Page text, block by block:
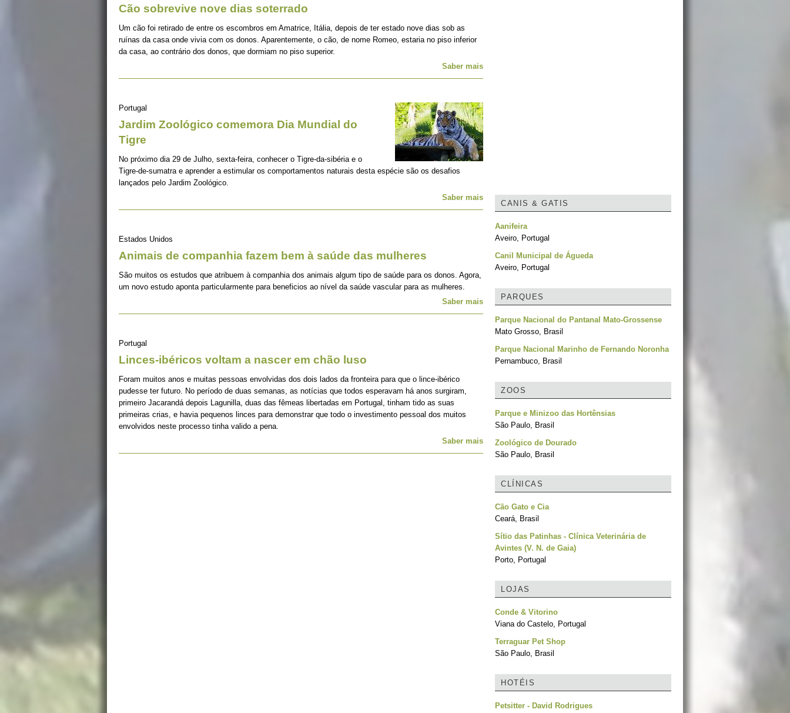
Cão sobrevive nove dias soterrado
Um cão foi retirado de entre os escombros em Amatrice, Itália, depois de ter estado nove dias sob as
ruínas da casa onde vivia com os donos. Aparentemente, o cão, de nome Romeo, estaria no piso inferior
da casa, ao contrário dos donos, que dormiam no piso superior.
Saber mais
Portugal
Jardim Zoológico comemora Dia Mundial do
Tigre
No próximo dia 29 de Julho, sexta-feira, conhecer o Tigre-da-sibéria e o
Tigre-de-sumatra e aprender a estimular os comportamentos naturais desta espécie são os desafios
lançados pelo Jardim Zoológico.
Saber mais
Estados Unidos
Animais de companhia fazem bem à saúde das mulheres
São muitos os estudos que atribuem à companhia dos animais algum tipo de saúde para os donos. Agora,
um novo estudo aponta particularmente para beneficios ao nível da saúde vascular para as mulheres.
Saber mais
Portugal
Linces-ibéricos voltam a nascer em chão luso
Foram muitos anos e muitas pessoas envolvidas dos dois lados da fronteira para que o lince-ibérico
pudesse ter futuro. No período de duas semanas, as notícias que todos esperavam há anos surgiram,
primeiro Jacarandá depois Lagunilla, duas das fêmeas libertadas em Portugal, tinham tido as suas
primeiras crias, e havia pequenos linces para demonstrar que todo o investimento pessoal dos muitos
envolvidos neste processo tinha valido a pena.
Saber mais
CANIS & GATIS
Aanifeira
Aveiro, Portugal
Canil Municipal de Águeda
Aveiro, Portugal
PARQUES
Parque Nacional do Pantanal Mato-Grossense
Mato Grosso, Brasil
Parque Nacional Marinho de Fernando Noronha
Pernambuco, Brasil
ZOOS
Parque e Minizoo das Hortênsias
São Paulo, Brasil
Zoológico de Dourado
São Paulo, Brasil
CLÍNICAS
Cão Gato e Cia
Ceará, Brasil
Sítio das Patinhas - Clínica Veterinária de
Avintes (V. N. de Gaia)
Porto, Portugal
LOJAS
Conde & Vitorino
Viana do Castelo, Portugal
Terraguar Pet Shop
São Paulo, Brasil
HOTÉIS
Petsitter - David Rodrigues